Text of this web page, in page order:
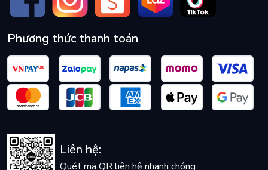
Phương thức thanh toán
Liên hệ:
Quét mã QR liên hệ nhanh chóng